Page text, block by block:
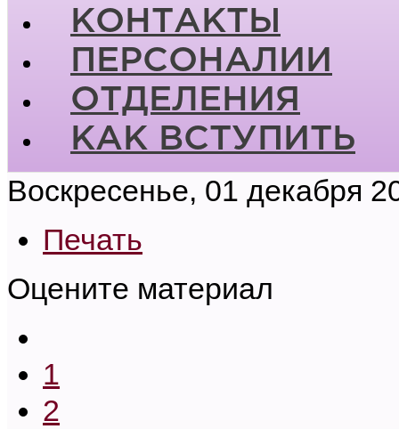
КОНТАКТЫ
ПЕРСОНАЛИИ
ОТДЕЛЕНИЯ
КАК ВСТУПИТЬ
Воскресенье, 01 декабря
Печать
Оцените материал
1
2